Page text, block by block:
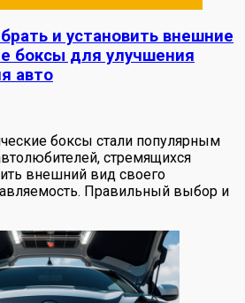
и установить внешние
боксы для улучшения
авто
боксы стали популярным
стремящихся
внешний вид своего
Правильный выбор и